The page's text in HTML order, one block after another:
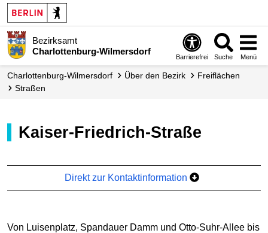
Bezirksamt
Charlottenburg-Wilmersdorf
Barrierefrei Suche Menü
Charlottenburg-Wilmersdorf Über den Bezirk
Freiflächen
Straßen
Kaiser-Friedrich-Straße
Direkt zur Kontaktinformation
Von Luisenplatz, Spandauer Damm und Otto-Suhr-Allee bis